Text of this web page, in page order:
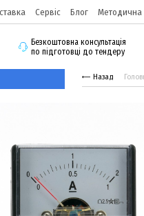
Сервіс Блог Методична
Безкоштовна консультація
по підготовці до тендеру
Назад